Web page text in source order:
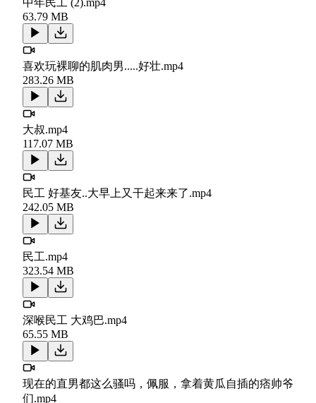
63.79 MB
喜欢玩裸聊的肌肉男.....好壮.mp4
283.26 MB
大叔.mp4
117.07 MB
民工 好基友..大早上又干起来来了.mp4
242.05 MB
民工.mp4
323.54 MB
深喉民工 大鸡巴.mp4
65.55 MB
现在的直男都这么骚吗，佩服，拿着黄瓜自插的痞帅爷
们.mp4